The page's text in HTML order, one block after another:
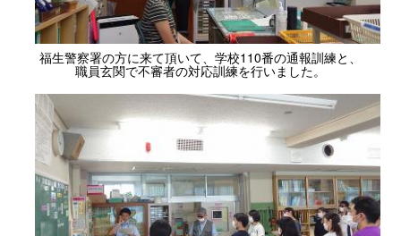
福生警察署の方に来て頂いて、学校110番の通報訓練と、
職員玄関で不審者の対応訓練を行いました。